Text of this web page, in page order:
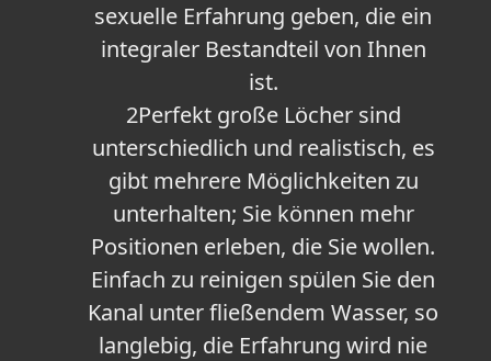
sexuelle Erfahrung geben, die ein
integraler Bestandteil von Ihnen
ist.
2Perfekt große Löcher sind
unterschiedlich und realistisch, es
gibt mehrere Möglichkeiten zu
unterhalten; Sie können mehr
Positionen erleben, die Sie wollen.
Einfach zu reinigen spülen Sie den
Kanal unter fließendem Wasser, so
langlebig, die Erfahrung wird nie